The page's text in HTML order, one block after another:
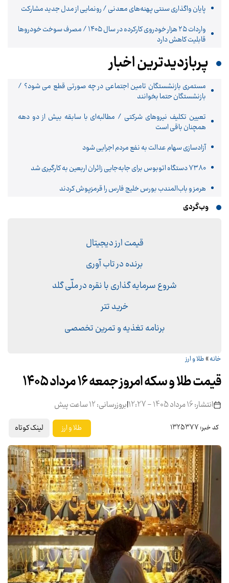
پایان واگذاری‌ سنتی پهنه‌های معدنی / رونمایی از مدل جدید مشارکت
واردات ۲۵ هزار خودروی کارکرده در سال ۱۴۰۵ / مصرف سوخت خودرو‌ها
قابلیت کاهش دارد
پربازدیدترین اخبار
مستمری بازنشستگان تامین اجتماعی در چه صورتی قطع می شود؟ /
بازنشستگان حتما بخوانند
تعیین تکلیف نیروهای شرکتی / مطالبه‌ای با سابقه بیش از دو دهه
همچنان باقی است
آزادسازی سهام عدالت به نفع مردم اجرایی شود
۷۳۸۰ دستگاه اتوبوس برای جابه‌جایی زائران اربعین به‌ کارگیری شد
هرمز و باب‌المندب بورس خلیج فارس را قرمزپوش کردند
وب‌گردی
قیمت ارز دیجیتال
برنده در تاب آوری
شروع سرمایه گذاری با نقره در ملّی گلد
خرید تتر
برنامه تغذیه و تمرین تخصصی